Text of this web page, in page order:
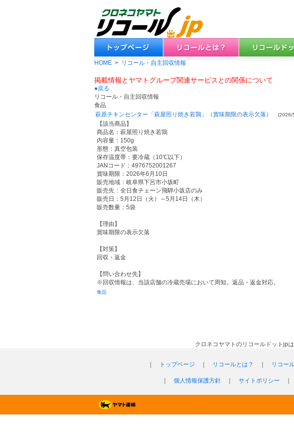
HOME > リコール・自主回収情報
掲載情報とヤマトグループ関連サービスとの関係について
●戻る
リコール・自主回収情報
食品
萩原チキンセンター「萩屋照り焼き若鶏」（賞味期限の表示欠落）
(2026/
【該当商品】
商品名：萩屋照り焼き若鶏
内容量：150g
形態：真空包装
保存温度帯：要冷蔵（10℃以下）
JANコード：4976752001267
賞味期限：2026年6月10日
販売地域：岐阜県下呂市小坂町
販売先：全日食チェーン飛騨小坂店のみ
販売日：5月12日（火）～5月14日（木）
販売数量：5袋
【理由】
賞味期限の表示欠落
【対策】
回収・返金
【問い合わせ先】
※回収情報は、当該店舗の冷蔵売場において周知。返品・返金対応。
食品
クロネコヤマトのリコールドットjp
トップページ リコールとは？ リコー
個人情報保護方針 サイトポリシー